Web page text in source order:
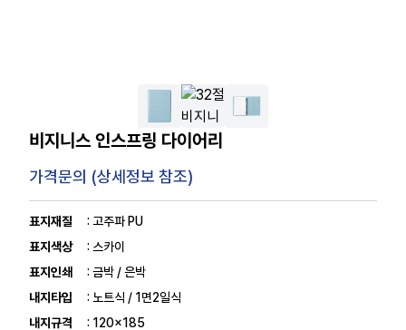
비지니스 인스프링 다이어리
가격문의 (상세정보 참조)
표지재질
: 고주파 PU
표지색상
: 스카이
표지인쇄
: 금박 / 은박
내지타입
: 노트식 / 1면2일식
내지규격
: 120x185